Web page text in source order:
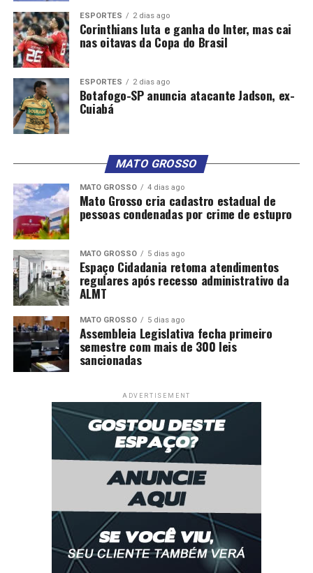
ESPORTES 2 dias ago
Corinthians luta e ganha do Inter, mas cai
nas oitavas da Copa do Brasil
ESPORTES 2 dias ago
Botafogo-SP anuncia atacante Jadson, ex-
Cuiabá
MATO GROSSO
MATO GROSSO 4 dias ago
Mato Grosso cria cadastro estadual de
pessoas condenadas por crime de estupro
MATO GROSSO 5 dias ago
Espaço Cidadania retoma atendimentos
regulares após recesso administrativo da
ALMT
MATO GROSSO 5 dias ago
Assembleia Legislativa fecha primeiro
semestre com mais de 300 leis
sancionadas
ADVERTISEMENT